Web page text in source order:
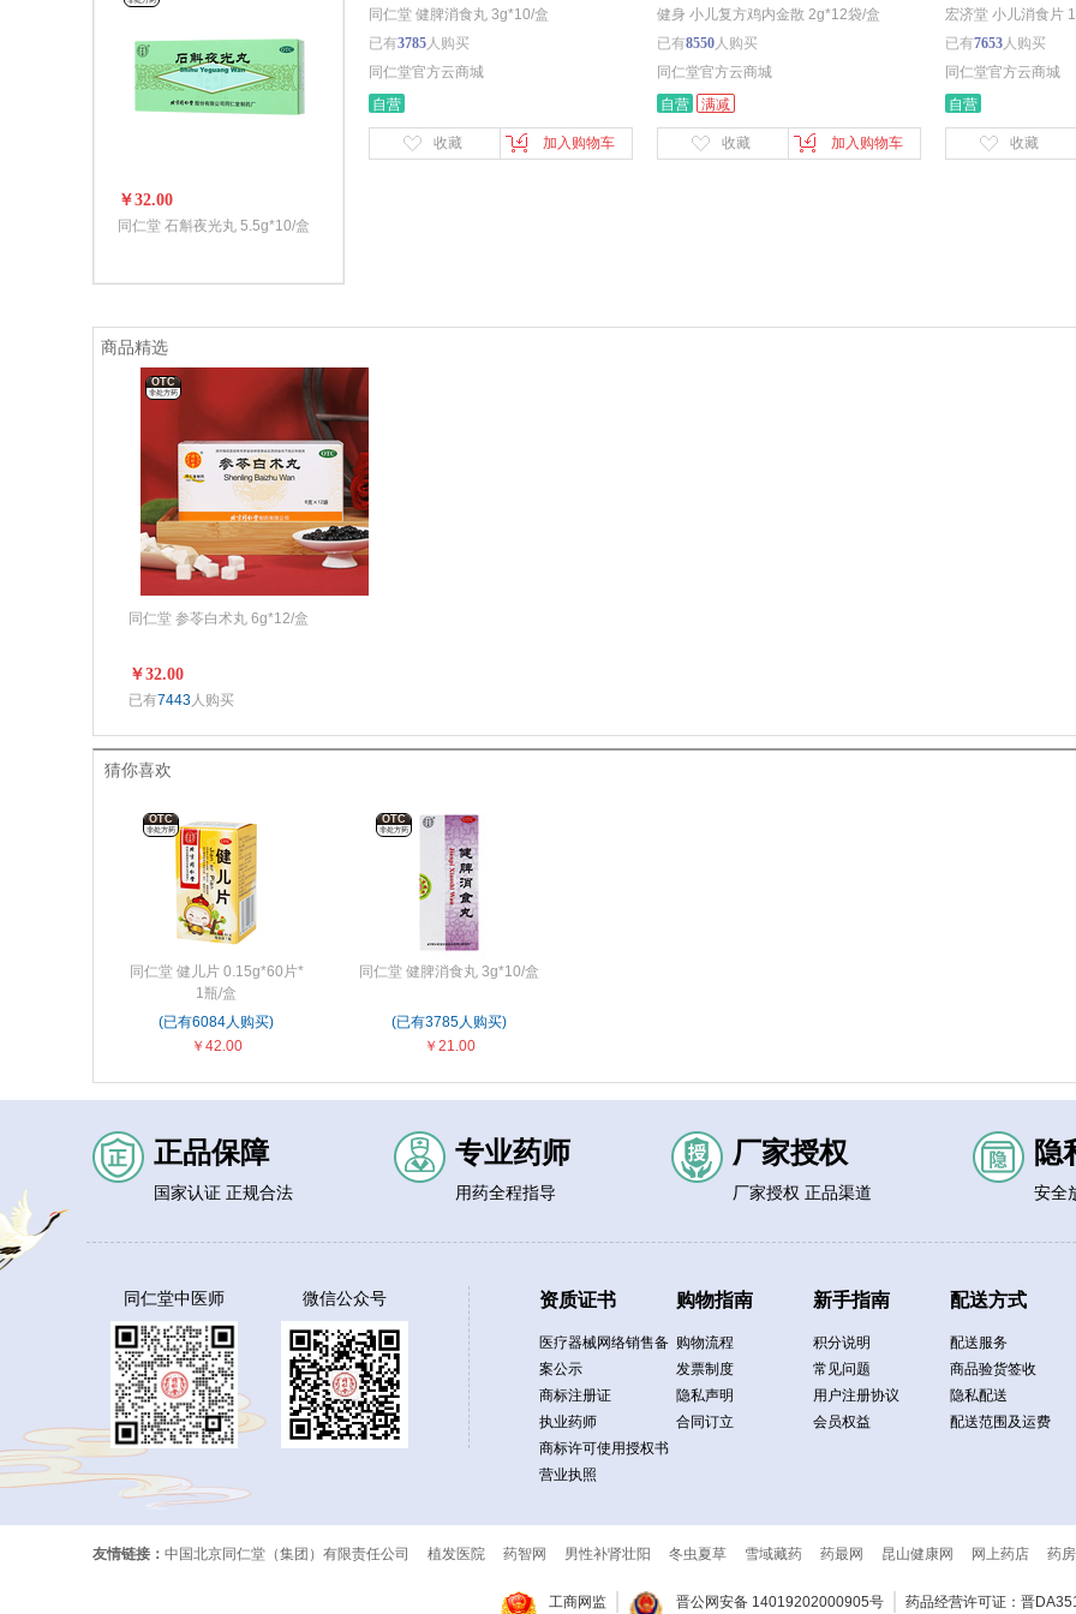
同仁堂 健脾消食丸 3g*10/盒
已有3785人购买
同仁堂官方云商城
自营
收藏 加入购物车
健身 小儿复方鸡内金散 2g*12袋/盒
已有8550人购买
同仁堂官方云商城
自营 满减
收藏 加入购物车
宏济堂 小儿消食片
已有7653人购买
同仁堂官方云商城
自营
收藏
￥32.00
同仁堂 石斛夜光丸 5.5g*10/盒
商品精选
OTC
非处方药
同仁堂 参苓白术丸 6g*12/盒
￥32.00
已有7443人购买
猜你喜欢
OTC
非处方药
同仁堂 健儿片 0.15g*60片*
1瓶/盒
(已有6084人购买)
￥42.00
OTC
非处方药
同仁堂 健脾消食丸 3g*10/盒
(已有3785人购买)
￥21.00
正品保障
国家认证 正规合法
专业药师
用药全程指导
厂家授权
厂家授权 正品渠道
隐
安全
同仁堂中医师 微信公众号 资质证书
医疗器械网络销售备
案公示
商标注册证
执业药师
商标许可使用授权书
营业执照
购物指南
购物流程
发票制度
隐私声明
合同订立
新手指南
积分说明
常见问题
用户注册协议
会员权益
配送方式
配送服务
商品验货签收
隐私配送
配送范围及运费
友情链接： 中国北京同仁堂（集团）有限责任公司 植发医院 药智网 男性补肾壮阳 冬虫夏草 雪域藏药 药最网 昆山健康网 网上药店 药
工商网监 晋公网安备 14019202000905号 药品经营许可证：晋